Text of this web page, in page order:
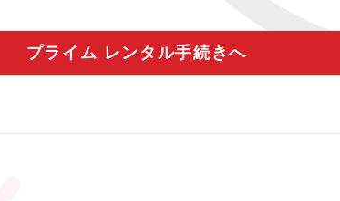
プライム レンタル手続きへ